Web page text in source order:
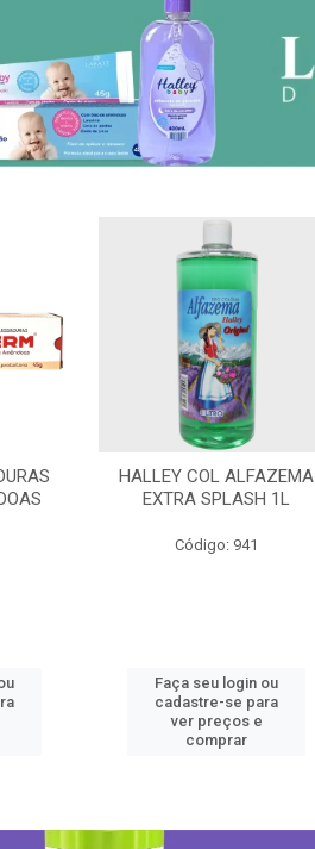
HALLEY COL ALFAZEMA
EXTRA SPLASH 1L
Código: 941
Faça seu login ou
cadastre-se para
ver preços e
comprar